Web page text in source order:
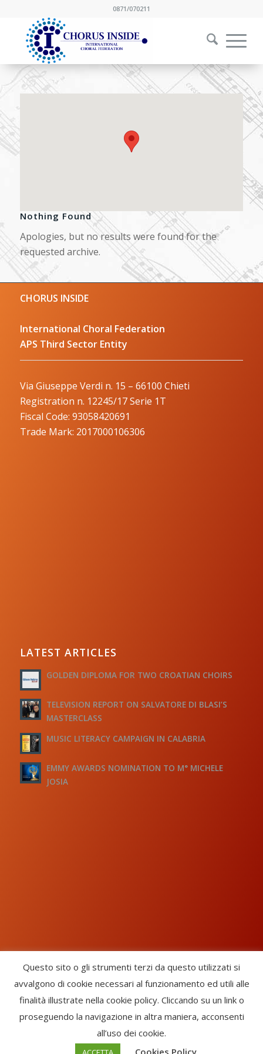
0871/070211
Nothing Found
Apologies, but no results were found for the
requested archive.
CHORUS INSIDE
International Choral Federation
APS Third Sector Entity
Via Giuseppe Verdi n. 15 – 66100 Chieti
Registration n. 12245/17 Serie 1T
Fiscal Code: 93058420691
Trade Mark: 2017000106306
LATEST ARTICLES
GOLDEN DIPLOMA FOR TWO CROATIAN CHOIRS
TELEVISION REPORT ON SALVATORE DI BLASI’S
MASTERCLASS
MUSIC LITERACY CAMPAIGN IN CALABRIA
EMMY AWARDS NOMINATION TO M° MICHELE
JOSIA
Chorus Inside - International Choral Federation - APS Ente Terzo
Settore · CF: 93058420691
Enfold Theme by Kriesi
Questo sito o gli strumenti terzi da questo utilizzati si
avvalgono di cookie necessari al funzionamento ed utili alle
finalità illustrate nella cookie policy. Cliccando su un link o
proseguendo la navigazione in altra maniera, acconsenti
all’uso dei cookie.
Cookies Policy